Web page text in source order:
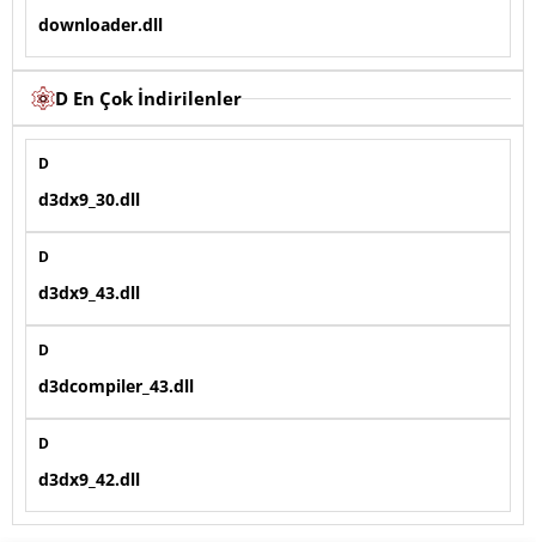
downloader.dll
D En Çok İndirilenler
D
d3dx9_30.dll
D
d3dx9_43.dll
D
d3dcompiler_43.dll
D
d3dx9_42.dll